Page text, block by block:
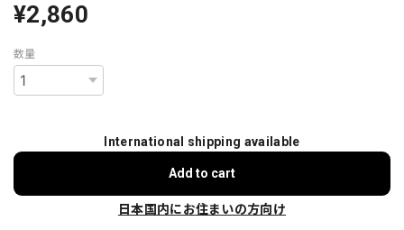
¥2,860
数量
International shipping available
Add to cart
日本国内にお住まいの方向け